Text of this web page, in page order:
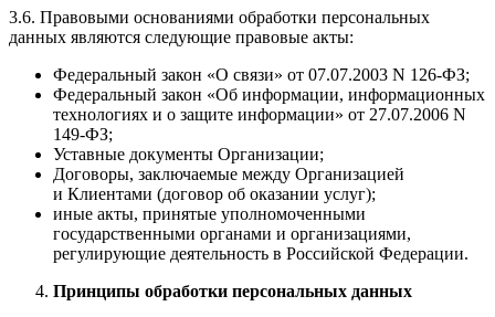
3.6. Правовыми основаниями обработки персональных
данных являются следующие правовые акты:
Федеральный закон «О связи» от 07.07.2003 N 126-ФЗ;
Федеральный закон «Об информации, информационных
технологиях и о защите информации» от 27.07.2006 N
149-ФЗ;
Уставные документы Организации;
Договоры, заключаемые между Организацией
и Клиентами (договор об оказании услуг);
иные акты, принятые уполномоченными
государственными органами и организациями,
регулирующие деятельность в Российской Федерации.
Принципы обработки персональных данных